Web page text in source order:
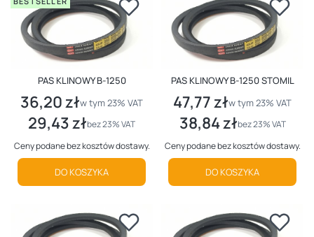
PAS KLINOWY B-1250
Cena brutto
36,20 złw tym %s VAT
w tym23% VAT
Cena netto
29,43 złbez 23% VAT
Ceny podane bez kosztów dostawy.
DO KOSZYKA
PAS KLINOWY B-1250 STOMIL
Cena brutto
47,77 złw tym %s VAT
w tym23% VAT
Cena netto
38,84 złbez 23% VAT
Ceny podane bez kosztów dostawy.
DO KOSZYKA